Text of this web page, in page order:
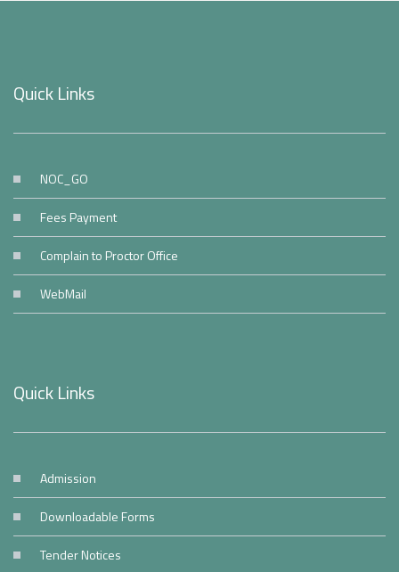
Quick Links
NOC_GO
Fees Payment
Complain to Proctor Office
WebMail
Quick Links
Admission
Downloadable Forms
Tender Notices